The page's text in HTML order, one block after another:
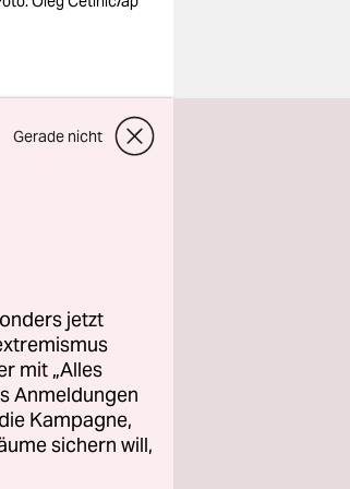
Gerade nicht
jetzt
mit „Alles
Anmeldungen
Kampagne,
sichern will,